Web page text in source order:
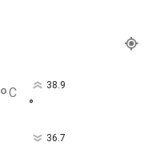
°C 38.9
°
36.7